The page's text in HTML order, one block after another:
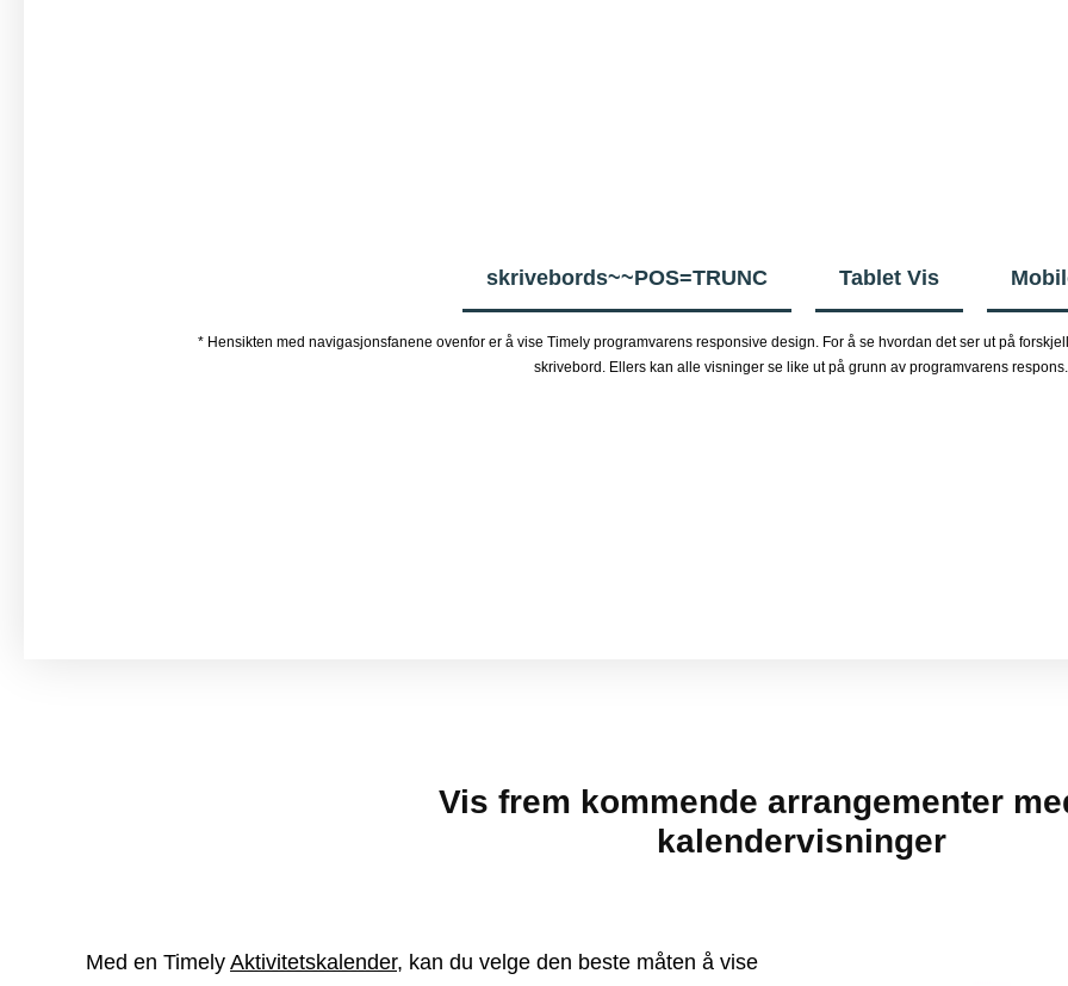
skrivebords~~POS=TRUNC Tablet Vis
* Hensikten med navigasjonsfanene ovenfor er å vise Timely programvarens responsive design. For å se hvordan det ser ut på
skrivebord. Ellers kan alle visninger se like ut på grunn av programvarens respons.
Vis frem kommende arrangementer
kalendervisninger
Med en Timely Aktivitetskalender, kan du velge den beste måten å vise